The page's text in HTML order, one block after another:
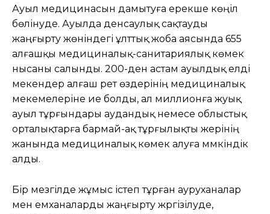
Ауыл медицинасын дамытуға ерекше көңіл
бөлінуде. Ауылда денсаулық сақтауды
жаңғырту жөніндегі ұлттық жоба аясында 655
алғашқы медициналық-санитариялық көмек
нысаны салынды. 200-ден астам ауылдық елді
мекендер алғаш рет өздерінің медициналық
мекемелеріне ие болды, ал миллионға жуық
ауыл тұрғындары аудандық немесе облыстық
орталықтарға бармай-ақ тұрғылықты жерінің
жанында медициналық көмек алуға мүмкіндік
алды.
Бір мезгілде жұмыс істеп тұрған ауруханалар
мен емханаларды жаңғырту жүргізілуде,